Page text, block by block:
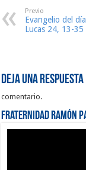
Previo
Evangelio del
Lucas 24, 13-35
Deja una respuesta
comentario.
Fraternidad Ramón